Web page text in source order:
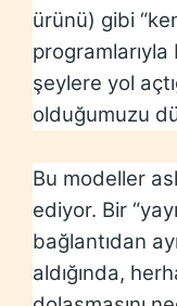
ürünü) gibi
şeylere yol
olduğumuzu
Bu modeller
ediyor. Bir
bağlantıdan
aldığında,